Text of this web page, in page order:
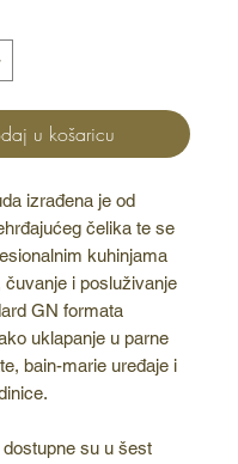
u košaricu
izrađena je od
čelika te se
kuhinjama
čuvanje i posluživanje
GN formata
uklapanje u parne
bain-marie uređaje i
su u šest